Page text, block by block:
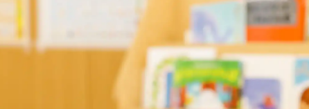
江南エリア 岐阜エリア
複数条件検索
ジョイフルドーム前こども園 ジョイフル多治見こ
理念 / クレド
ノーリフティングポリシー 介護記録システ
ボランティアに関する
退職者実務経歴
発行申請